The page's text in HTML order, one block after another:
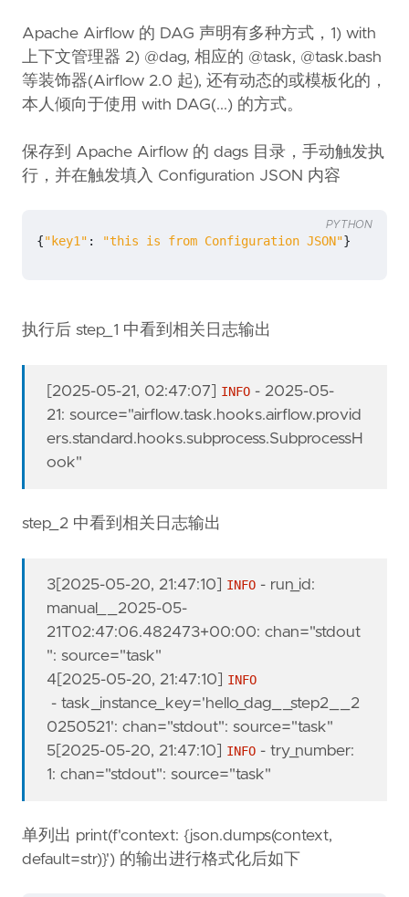
Apache Airflow 的 DAG 声明有多种方式，1) with
上下文管理器 2) @dag, 相应的 @task, @task.bash
等装饰器(Airflow 2.0 起), 还有动态的或模板化的，
本人倾向于使用 with DAG(...) 的方式。
保存到 Apache Airflow 的 dags 目录，手动触发执
行，并在触发填入 Configuration JSON 内容
{"key1" : "this is from Configuration JSON"}
PYTHON
执行后 step_1 中看到相关日志输出
2025-05-21, 02:47:07 INFO - 2025-05-
21:source="airflow.task.hooks.airflow.provid
ers.standard.hooks.subprocess.SubprocessH
ook"
step_2 中看到相关日志输出
3[ 2025-05-20, 21:47:10 INFO - run_id:
manual__2025-05-
21T02:47:06.482473+00:00:chan="stdout
":source="task"
4[ 2025-05-20, 21:47:10 INFO
-task_instance_key='hello_dag__step2__2
0250521':chan="stdout":source="task"
5[ 2025-05-20, 21:47:10 INFO -try_number:
1:chan="stdout":source="task"
单列出 print(f'context: {json.dumps(context,
default=str)}') 的输出进行格式化后如下